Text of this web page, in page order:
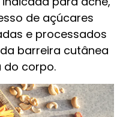
de açúcares
e processados
barreira cutânea
do corpo.